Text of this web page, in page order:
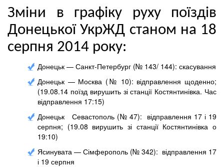
Зміни в графіку руху поїздів
Донецької УкрЖД станом на 18
серпня 2014 року:
Донецьк — Санкт-Петербург (№ 143/ 144): скасування
Донецьк — Москва (№ 10): відправлення щоденно;
(19.08.14 поїзд вирушить зі станції Костянтинівка. Час
відправлення 17:15)
Донецьк Севастополь (№ 47): відправлення 17 і 19
серпня; (19.08 вирушить зі станції Костянтинівка о
19:10)
Ясинувата — Сімферополь (№ 342): відправлення 17
і 19 серпня